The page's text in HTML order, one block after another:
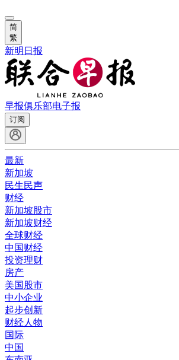
简
繁
新明日报
早报俱乐部电子报
订阅
最新
新加坡
民生民声
财经
新加坡股市
新加坡财经
全球财经
中国财经
投资理财
房产
美国股市
中小企业
起步创新
财经人物
国际
中国